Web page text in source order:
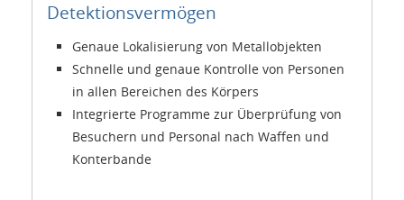
Detektionsvermögen
Genaue Lokalisierung von Metallobjekten
Schnelle und genaue Kontrolle von Personen
in allen Bereichen des Körpers
Integrierte Programme zur Überprüfung von
Besuchern und Personal nach Waffen und
Konterbande